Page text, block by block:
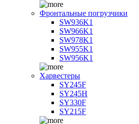
Фронтальные погрузчики
SW936K1
SW966K1
SW978K1
SW955K1
SW956K1
Харвестеры
SY245F
SY245H
SY330F
SY215F